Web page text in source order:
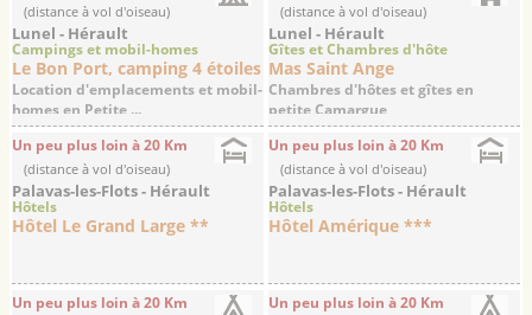
(distance à vol d'oiseau)
Lunel - Hérault
Campings et mobil-homes
Le Bon Port, camping 4 étoiles
Location d'emplacements et mobil-
homes en Petite ...
(distance à vol d'oiseau)
Lunel - Hérault
Gîtes et Chambres d'hôte
Mas Saint Ange
Chambres d'hôtes et gîtes en
petite Camargue
Un peu plus loin à 20 Km
(distance à vol d'oiseau)
Palavas-les-Flots - Hérault
Hôtels
Hôtel Le Grand Large **
Un peu plus loin à 20 Km
(distance à vol d'oiseau)
Palavas-les-Flots - Hérault
Hôtels
Hôtel Amérique ***
Un peu plus loin à 20 Km Un peu plus loin à 20 Km